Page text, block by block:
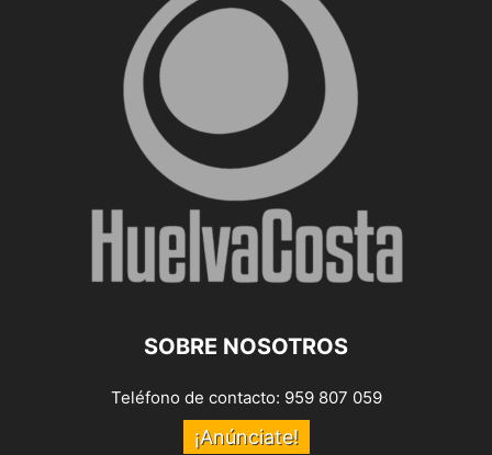
SOBRE NOSOTROS
Teléfono de contacto: 959 807 059
¡Anúnciate!